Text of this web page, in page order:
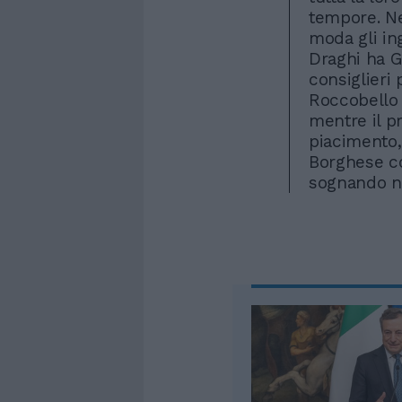
tempore.
moda gli
Draghi ha
consiglieri
mentre il
Borghese
sognando